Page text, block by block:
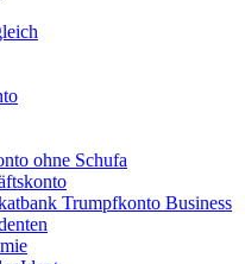
ohne Schufa
Trumpfkonto Business